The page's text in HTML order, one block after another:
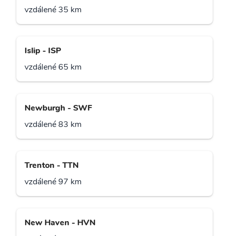
vzdálené 35 km
Islip - ISP
vzdálené 65 km
Newburgh - SWF
vzdálené 83 km
Trenton - TTN
vzdálené 97 km
New Haven - HVN